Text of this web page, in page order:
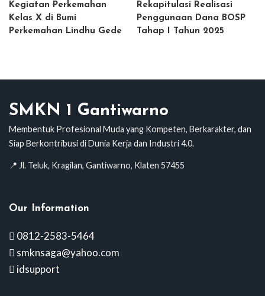
Kegiatan Perkemahan
Kelas X di Bumi
Perkemahan Lindhu Gede
Rekapitulasi Realisasi
Penggunaan Dana BOSP
Tahap I Tahun 2025
SMKN 1 Gantiwarno
Membentuk Profesional Muda yang Kompeten, Berkarakter, dan
Siap Berkontribusi di Dunia Kerja dan Industri 4.0.
📍 Jl. Teluk, Kragilan, Gantiwarno, Klaten 57455
Our Information
0812-2583-5464
smknsaga@yahoo.com
idsupport